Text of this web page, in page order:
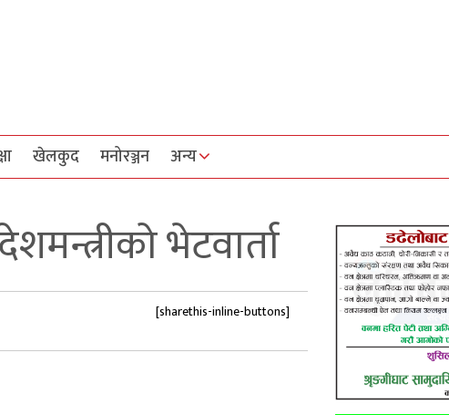
खेलकुद मनोरञ्जन अन्य
भेटवार्ता
[sharethis-inline-buttons]